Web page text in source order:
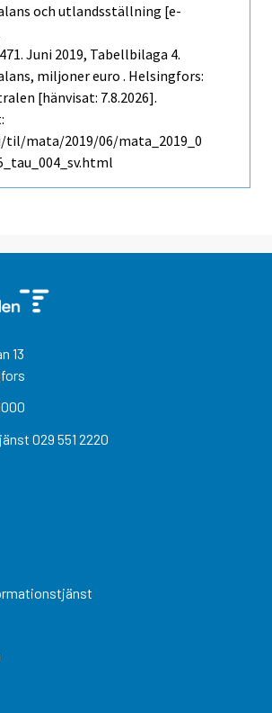
och utlandsställning [e-
Juni 2019, Tabellbilaga 4.
miljoner euro . Helsingfors:
[hänvisat: 7.8.2026].
mata/2019/06/mata_2019_0
13
029 551 2220